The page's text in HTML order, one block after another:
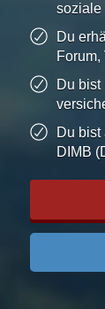
soziale
Du
Du bist
Du
DIMB